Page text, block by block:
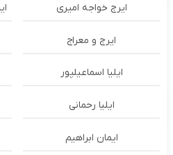
ایرج خواجه امیری
ایرج و معراج
ایلیا اسماعیلپور
ایلیا رحمانی
ایمان ابراهیم